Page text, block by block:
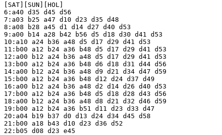
[SAT][SUN][HOL]
6:a40 d35 d45 d56
7:a03 b25 a47 d10 d23 d35 d48
8:a08 b28 a45 d1 d14 d27 d40 d53
9:a00 b14 a28 b42 b56 d5 d18 d30 d41 d53
10:a10 a24 b36 a48 d5 d17 d29 d41 d53
11:b00 a12 b24 a36 b48 d5 d17 d29 d41 d53
12:a00 b12 a24 b36 a48 d5 d17 d29 d41 d53
13:b00 a12 b24 a36 b48 d6 d18 d31 d44 d56
14:a00 b12 a24 b36 a48 d9 d21 d34 d47 d59
15:b00 a12 b24 a36 b48 d12 d24 d37 d49
16:a00 b12 a24 b36 a48 d2 d14 d26 d40 d53
17:b00 a12 b24 a36 b48 d5 d18 d28 d43 d56
18:a00 b12 a24 b36 a48 d8 d21 d32 d46 d59
19:b00 a12 b24 a36 b51 d11 d23 d33 d47
20:a04 b19 b37 d0 d13 d24 d34 d45 d58
21:b00 a18 b43 d10 d23 d36 d52
22:b05 d08 d23 e45